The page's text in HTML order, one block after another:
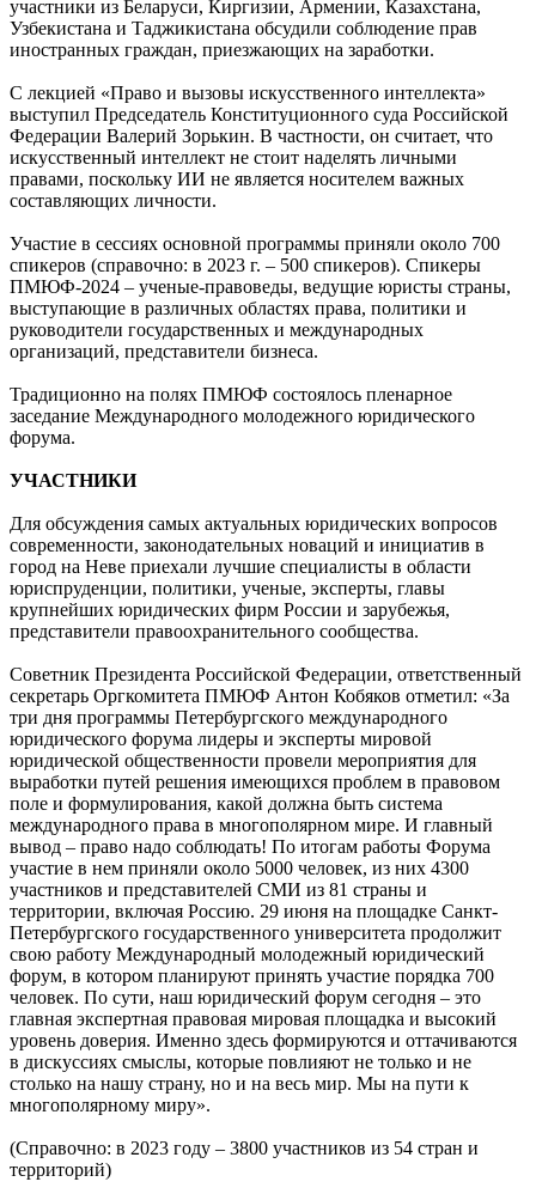
участники из Беларуси, Киргизии, Армении, Казахстана,
Узбекистана и Таджикистана обсудили соблюдение прав
иностранных граждан, приезжающих на заработки.
С лекцией «Право и вызовы искусственного интеллекта»
выступил Председатель Конституционного суда Российской
Федерации Валерий Зорькин. В частности, он считает, что
искусственный интеллект не стоит наделять личными
правами, поскольку ИИ не является носителем важных
составляющих личности.
Участие в сессиях основной программы приняли около 700
спикеров (справочно: в 2023 г. – 500 спикеров). Спикеры
ПМЮФ-2024 – ученые-правоведы, ведущие юристы страны,
выступающие в различных областях права, политики и
руководители государственных и международных
организаций, представители бизнеса.
Традиционно на полях ПМЮФ состоялось пленарное
заседание Международного молодежного юридического
форума.
УЧАСТНИКИ
Для обсуждения самых актуальных юридических вопросов
современности, законодательных новаций и инициатив в
город на Неве приехали лучшие специалисты в области
юриспруденции, политики, ученые, эксперты, главы
крупнейших юридических фирм России и зарубежья,
представители правоохранительного сообщества.
Советник Президента Российской Федерации, ответственный
секретарь Оргкомитета ПМЮФ Антон Кобяков отметил: «За
три дня программы Петербургского международного
юридического форума лидеры и эксперты мировой
юридической общественности провели мероприятия для
выработки путей решения имеющихся проблем в правовом
поле и формулирования, какой должна быть система
международного права в многополярном мире. И главный
вывод – право надо соблюдать! По итогам работы Форума
участие в нем приняли около 5000 человек, из них 4300
участников и представителей СМИ из 81 страны и
территории, включая Россию. 29 июня на площадке Санкт-
Петербургского государственного университета продолжит
свою работу Международный молодежный юридический
форум, в котором планируют принять участие порядка 700
человек. По сути, наш юридический форум сегодня – это
главная экспертная правовая мировая площадка и высокий
уровень доверия. Именно здесь формируются и оттачиваются
в дискуссиях смыслы, которые повлияют не только и не
столько на нашу страну, но и на весь мир. Мы на пути к
многополярному миру».
(Справочно: в 2023 году – 3800 участников из 54 стран и
территорий)